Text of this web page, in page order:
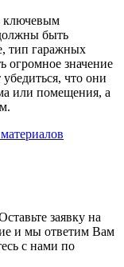
ключевым
быть
тип гаражных
огромное значение
что они
или помещения, а
заявку на
и мы ответим Вам
с нами по